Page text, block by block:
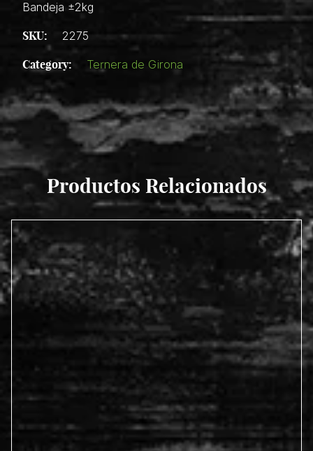
Bandeja ±2kg
SKU: 2275
Category: Ternera de Girona
Productos Relacionados